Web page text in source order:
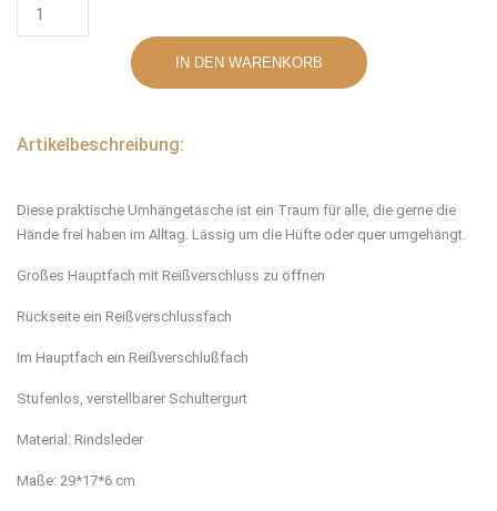
Artikelbeschreibung:
Diese praktische Umhängetasche ist ein Traum für alle, die gerne die
Hände frei haben im Alltag. Lässig um die Hüfte oder quer umgehängt.
Großes Hauptfach mit Reißverschluss zu öffnen
Rückseite ein Reißverschlussfach
Im Hauptfach ein Reißverschlußfach
Stufenlos, verstellbarer Schultergurt
Material: Rindsleder
Maße: 29*17*6 cm